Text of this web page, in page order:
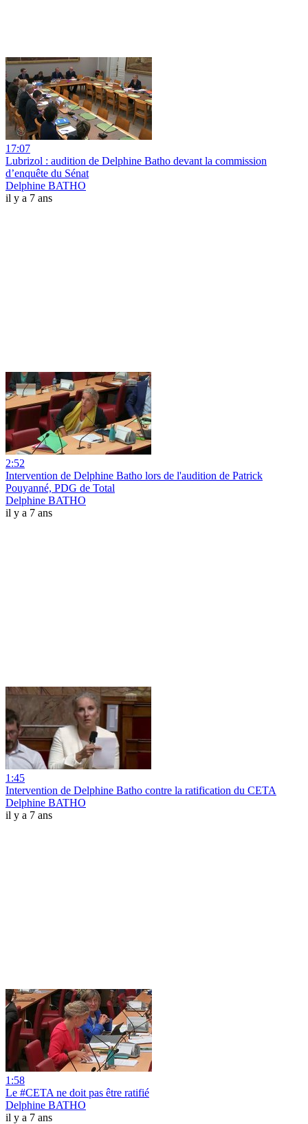
17:07
Lubrizol : audition de Delphine Batho devant la commission
d’enquête du Sénat
Delphine BATHO
il y a 7 ans
2:52
Intervention de Delphine Batho lors de l'audition de Patrick
Pouyanné, PDG de Total
Delphine BATHO
il y a 7 ans
1:45
Intervention de Delphine Batho contre la ratification du CETA
Delphine BATHO
il y a 7 ans
1:58
Le #CETA ne doit pas être ratifié
Delphine BATHO
il y a 7 ans